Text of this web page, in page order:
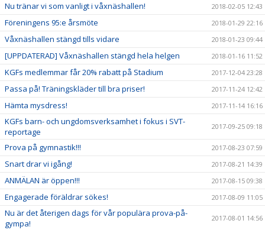
Nu tränar vi som vanligt i våxnäshallen! 2018-02-05 12:43
Föreningens 95:e årsmöte 2018-01-29 22:16
Våxnäshallen stängd tills vidare 2018-01-23 09:44
[UPPDATERAD] Våxnäshallen stängd hela helgen 2018-01-16 11:52
KGFs medlemmar får 20% rabatt på Stadium 2017-12-04 23:28
Passa på! Träningskläder till bra priser! 2017-11-24 12:42
Hämta mysdress! 2017-11-14 16:16
KGFs barn- och ungdomsverksamhet i fokus i SVT-
reportage
2017-09-25 09:18
Prova på gymnastik!!! 2017-08-23 07:59
Snart drar vi igång! 2017-08-21 14:39
ANMÄLAN är öppen!!! 2017-08-15 09:38
Engagerade föräldrar sökes! 2017-08-09 11:05
Nu är det återigen dags för vår populära prova-på-
gympa!
2017-08-01 14:56